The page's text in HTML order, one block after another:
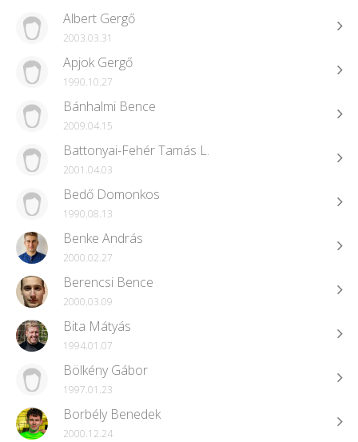
Albert Gergő
2003.03.31
Apjok Gergő
1990.10.27
Bánhalmi Bence
2009.04.15
Battonyai-Fehér Tamás L.
2001.04.03
Bedő Domonkos
1990.08.13
Benke András
2000.02.27
Berencsi Bence
2000.03.09
Bita Mátyás
1994.01.07
Bölkény Gábor
1997.01.23
Borbély Benedek
2000.12.24